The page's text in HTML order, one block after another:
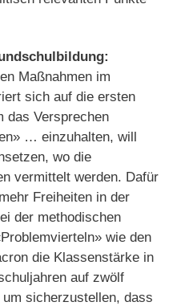
Maßnahmen im
sich auf die ersten
das Versprechen
… einzuhalten, will
wo die
vermittelt werden. Dafür
Freiheiten in der
der methodischen
wie den
die Klassenstärke in
auf zwölf
sicherzustellen, dass